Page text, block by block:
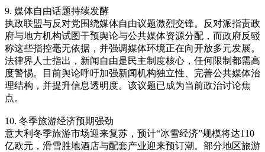
9. 媒体自由话题持续发酵
执政联盟与反对党围绕媒体自由议题激烈交锋。反对派指责政
府与地方机构试图干预舆论与公共媒体资源分配，而政府反驳
称这些指控毫无依据，并强调媒体环境正在向开放多元发展。
法律界人士指出，新闻自由是民主制度核心，任何限制都需高
度警惕。目前舆论呼吁加强新闻机构独立性、完善公共媒体治
理结构，并提升信息透明度。该议题已成为当前政治讨论焦
点。
10. 冬季旅游经济预期强劲
意大利冬季旅游市场迎来复苏，预计“冰雪经济”规模将达110
亿欧元，滑雪胜地酒店与配套产业迎来预订潮。部分地区旅游